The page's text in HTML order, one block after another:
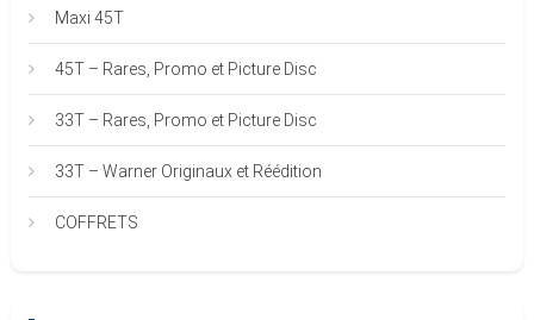
Maxi 45T
45T – Rares, Promo et Picture Disc
33T – Rares, Promo et Picture Disc
33T – Warner Originaux et Réédition
COFFRETS